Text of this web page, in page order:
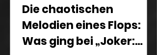
Die chaotischen
Melodien eines Flops:
Was ging bei „Joker: